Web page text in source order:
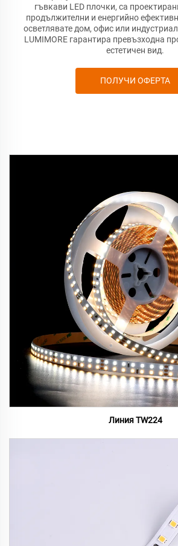
гъвкави LED плочки, са
продължителни и енергийно
осветлявате дом, офис или
LUMIMORE гарантира превъзходна
естетичен вид.
ПОЛУЧИ ОФЕРТА
Линия TW224